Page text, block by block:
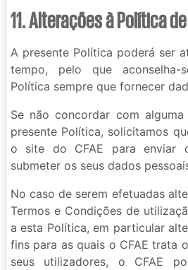
11. Alterações à Política
A presente Política poderá ser
tempo, pelo que
Política sempre que fornecer
Se não concordar com
presente Política, solicitamos
o site do CFAE para enviar
submeter os seus dados
No caso de serem efetuadas
Termos e Condições de
a esta Política, em particular
fins para as quais o CFAE trata
seus utilizadores, o CFAE